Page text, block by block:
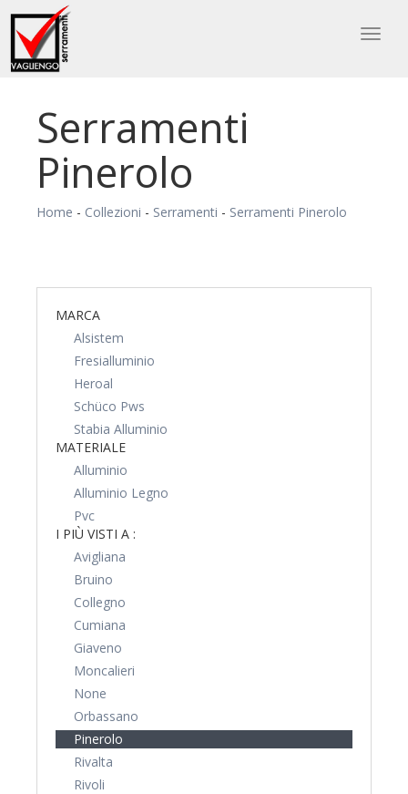
Serramenti
Pinerolo
Home - Collezioni - Serramenti - Serramenti Pinerolo
MARCA
Alsistem
Fresialluminio
Heroal
Schüco Pws
Stabia Alluminio
MATERIALE
Alluminio
Alluminio Legno
Pvc
I PIÙ VISTI A :
Avigliana
Bruino
Collegno
Cumiana
Giaveno
Moncalieri
None
Orbassano
Pinerolo
Rivalta
Rivoli